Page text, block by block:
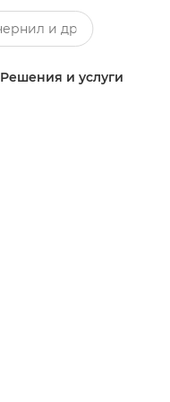
Решения и услуги